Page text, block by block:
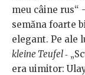
meu câine rus“
semăna foarte
elegant. Pe ale
kleine Teufel‑
era uimitor: